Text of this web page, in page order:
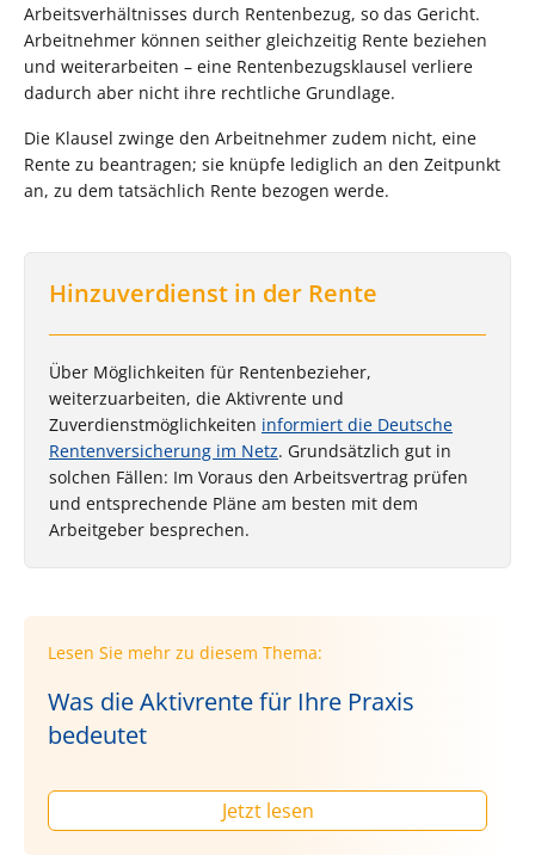
Arbeitsverhältnisses durch Rentenbezug, so das Gericht.
Arbeitnehmer können seither gleichzeitig Rente beziehen
und weiterarbeiten – eine Rentenbezugsklausel verliere
dadurch aber nicht ihre rechtliche Grundlage.
Die Klausel zwinge den Arbeitnehmer zudem nicht, eine
Rente zu beantragen; sie knüpfe lediglich an den Zeitpunkt
an, zu dem tatsächlich Rente bezogen werde.
Hinzuverdienst in der Rente
Über Möglichkeiten für Rentenbezieher,
weiterzuarbeiten, die Aktivrente und
Zuverdienstmöglichkeiten informiert die Deutsche
Rentenversicherung im Netz. Grundsätzlich gut in
solchen Fällen: Im Voraus den Arbeitsvertrag prüfen
und entsprechende Pläne am besten mit dem
Arbeitgeber besprechen.
Lesen Sie mehr zu diesem Thema:
Was die Aktivrente für Ihre Praxis
bedeutet
Jetzt lesen